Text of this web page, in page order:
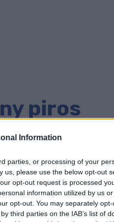
Information
parties, or processing of your
us, please use the below opt-out
opt-out request is processed
information utilized by us
opt-out. You may separately
third parties on the IAB’s list of
piros
keverj össze 3 db
adj hozzá édesítőt
Irány a sütő! 15-20 perc
eláll, könnyedén tudod